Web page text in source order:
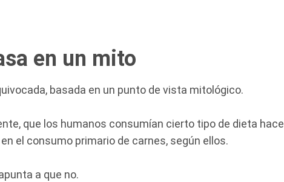
en un mito
basada en un punto de vista mitológico.
que los humanos consumían cierto tipo de dieta hace
el consumo primario de carnes, según ellos.
a que no.